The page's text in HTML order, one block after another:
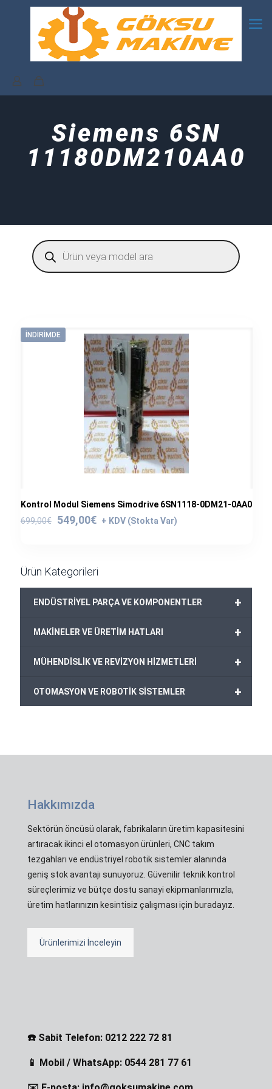
Siemens 6SN
11180DM210AA0
Products
search
İNDIRIMDE
Kontrol Modul Siemens Simodrive 6SN1118-0DM21-0AA0
699,00€
Orijinal
549,00€
Şu
Ürün Kategorileri
+
ENDÜSTRİYEL PARÇA VE KOMPONENTLER
+
MAKİNELER VE ÜRETİM HATLARI
+
MÜHENDİSLİK VE REVİZYON HİZMETLERİ
+
OTOMASYON VE ROBOTİK SİSTEMLER
Hakkımızda
Sektörün öncüsü olarak, fabrikaların üretim kapasitesini
artıracak ikinci el otomasyon ürünleri, CNC takım
tezgahları ve endüstriyel robotik sistemler alanında
geniş stok avantajı sunuyoruz. Güvenilir teknik kontrol
süreçlerimiz ve bütçe dostu sanayi ekipmanlarımızla,
üretim hatlarınızın kesintisiz çalışması için buradayız.
Ürünlerimizi İnceleyin
☎️ Sabit Telefon: 0212 222 72 81
📱 Mobil / WhatsApp: 0544 281 77 61